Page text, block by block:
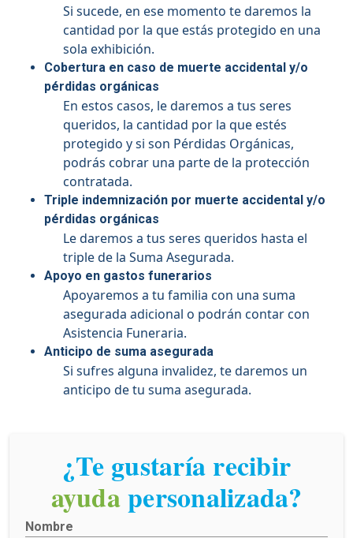
Si sucede, en ese momento te daremos la
cantidad por la que estás protegido en una
sola exhibición.
Cobertura en caso de muerte accidental y/o
pérdidas orgánicas
En estos casos, le daremos a tus seres
queridos, la cantidad por la que estés
protegido y si son Pérdidas Orgánicas,
podrás cobrar una parte de la protección
contratada.
Triple indemnización por muerte accidental y/o
pérdidas orgánicas
Le daremos a tus seres queridos hasta el
triple de la Suma Asegurada.
Apoyo en gastos funerarios
Apoyaremos a tu familia con una suma
asegurada adicional o podrán contar con
Asistencia Funeraria.
Anticipo de suma asegurada
Si sufres alguna invalidez, te daremos un
anticipo de tu suma asegurada.
¿Te gustaría recibir
ayudapersonalizada?
Nombre